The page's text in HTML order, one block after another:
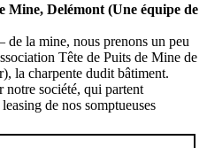
Mine, Delémont (Une équipe de
la mine, nous prenons un peu
Tête de Puits de Mine de
la charpente dudit bâtiment.
notre société, qui partent
de nos somptueuses